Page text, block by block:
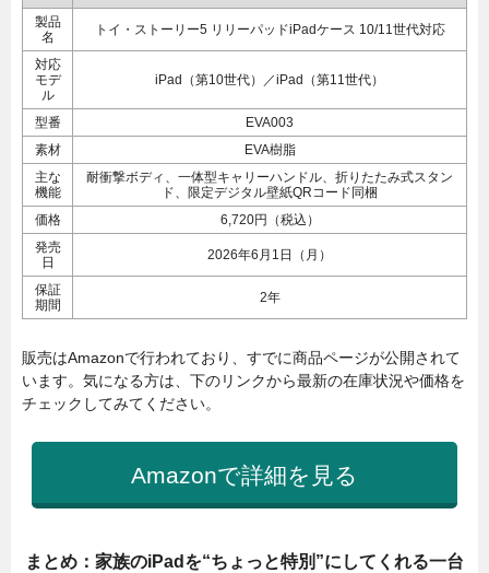
製品
名
トイ・ストーリー5 リリーパッドiPadケース 10/11世代対応
対応
モデ
ル
iPad（第10世代）／iPad（第11世代）
型番
EVA003
素材
EVA樹脂
主な
機能
耐衝撃ボディ、一体型キャリーハンドル、折りたたみ式スタン
ド、限定デジタル壁紙QRコード同梱
価格
6,720円（税込）
発売
日
2026年6月1日（月）
保証
期間
2年
販売はAmazonで行われており、すでに商品ページが公開されて
います。気になる方は、下のリンクから最新の在庫状況や価格を
チェックしてみてください。
Amazonで詳細を見る
まとめ：家族のiPadを“ちょっと特別”にしてくれる一台